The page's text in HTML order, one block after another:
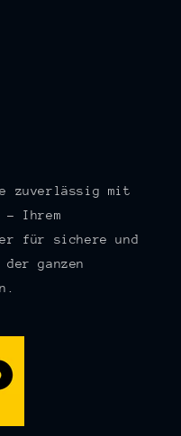
zuverlässig mit
– Ihrem
für sichere und
ganzen